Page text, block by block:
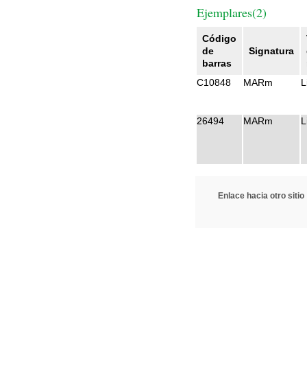
Ejemplares(2)
Código
de
barras
Signatura
C10848
MARm
26494 MARm
Enlace hacia otro sitio